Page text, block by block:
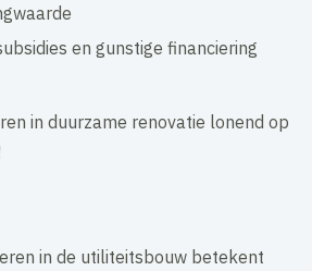
en gunstige financiering
in duurzame renovatie lonend op
in de utiliteitsbouw betekent